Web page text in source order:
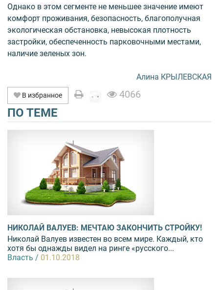
Однако в этом сегменте не меньшее значение имеют
комфорт проживания, безопасность, благополучная
экологическая обстановка, невысокая плотность
застройки, обеспеченность парковочными местами,
наличие зеленых зон.
Алина КРЫЛЕВСКАЯ
В избранное 4066
ПО ТЕМЕ
НИКОЛАЙ ВАЛУЕВ: МЕЧТАЮ ЗАКОНЧИТЬ СТРОЙКУ!
Николай Валуев известен во всем мире. Каждый, кто
хотя бы однажды видел на ринге «русского...
Власть / 01.10.2018